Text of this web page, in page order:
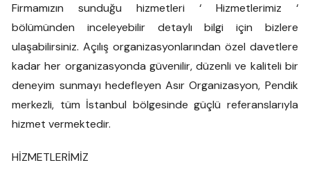
Firmamızın sunduğu hizmetleri ‘ Hizmetlerimiz ‘
bölümünden inceleyebilir detaylı bilgi için bizlere
ulaşabilirsiniz. Açılış organizasyonlarından özel davetlere
kadar her organizasyonda güvenilir, düzenli ve kaliteli bir
deneyim sunmayı hedefleyen Asır Organizasyon, Pendik
merkezli, tüm İstanbul bölgesinde güçlü referanslarıyla
hizmet vermektedir.
HİZMETLERİMİZ